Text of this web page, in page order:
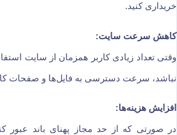
خریداری کنید.
کاهش سرعت سایت:
وقتی تعداد زیادی کاربر همزمان از سایت
نباشد، سرعت دسترسی به فایل‌ها و صفحات
افزایش هزینه‌ها:
در صورتی که از حد مجاز پهنای باند عبور